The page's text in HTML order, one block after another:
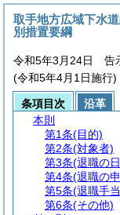
取手地方広域下水
別措置要綱
令和5年3月24日 告
(令和5年4月1日施行)
条項目次
沿革
本則
第1条(目的)
第2条(対象者)
第3条(退職の
第4条(退職の
第5条(退職手
第6条(その他)